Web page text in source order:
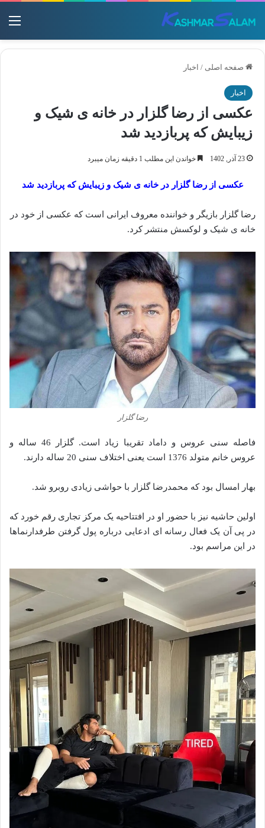
صفحه اصلی / اخبار
اخبار
عکسی از رضا گلزار در خانه ی شیک و
زیبایش که پربازدید شد
23 آذر, 1402 خواندن این مطلب 1 دقیقه زمان میبرد
عکسی از رضا گلزار در خانه ی شیک و زیبایش که پربازدید شد
رضا گلزار بازیگر و خواننده معروف ایرانی است که عکسی از خود در
خانه ی شیک و لوکسش منتشر کرد.
رضا گلزار
فاصله سنی عروس و داماد تقریبا زیاد است. گلزار 46 ساله و
عروس خانم متولد 1376 است یعنی اختلاف سنی 20 ساله دارند.
بهار امسال بود که محمدرضا گلزار با حواشی زیادی روبرو شد.
اولین حاشیه نیز با حضور او در افتتاحیه یک مرکز تجاری رقم خورد که
در پی آن یک فعال رسانه ای ادعایی درباره پول گرفتن طرفدارنماها
در این مراسم بود.